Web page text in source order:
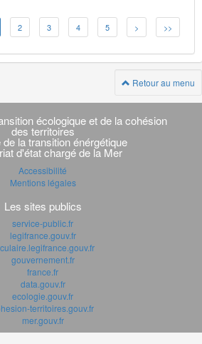
2 3 4 5 > >>
Retour au menu
écologique et de la cohésion
des territoires
la transition énérgétique
d'état chargé de la Mer
Accessibilité
Mentions légales
Les sites publics
service-public.fr
legifrance.gouv.fr
gouvernement.fr
france.fr
data.gouv.fr
ecologie.gouv.fr
territoires.gouv.fr
mer.gouv.fr